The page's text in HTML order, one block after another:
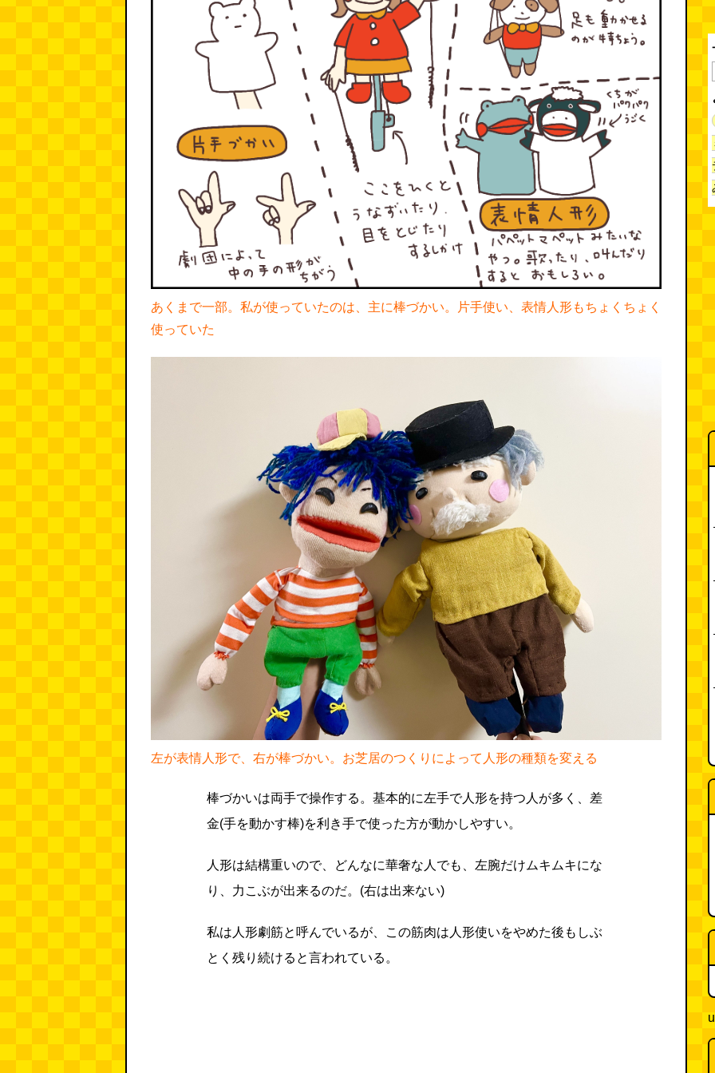
あくまで一部。私が使っていたのは、主に棒づかい。片手使い、表情人形もちょくちょく
使っていた
左が表情人形で、右が棒づかい。お芝居のつくりによって人形の種類を変える
棒づかいは両手で操作する。基本的に左手で人形を持つ人が多く、差
金(手を動かす棒)を利き手で使った方が動かしやすい。
人形は結構重いので、どんなに華奢な人でも、左腕だけムキムキにな
り、力こぶが出来るのだ。(右は出来ない)
私は人形劇筋と呼んでいるが、この筋肉は人形使いをやめた後もしぶ
とく残り続けると言われている。